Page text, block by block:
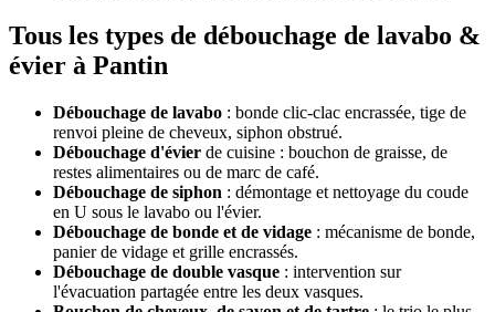
Tous les types de débouchage de lavabo &
évier à Pantin
Débouchage de lavabo : bonde clic-clac encrassée, tige de
renvoi pleine de cheveux, siphon obstrué.
Débouchage d'évier de cuisine : bouchon de graisse, de
restes alimentaires ou de marc de café.
Débouchage de siphon : démontage et nettoyage du coude
en U sous le lavabo ou l'évier.
Débouchage de bonde et de vidage : mécanisme de bonde,
panier de vidage et grille encrassés.
Débouchage de double vasque : intervention sur
l'évacuation partagée entre les deux vasques.